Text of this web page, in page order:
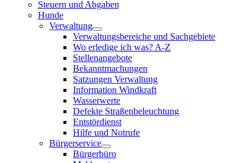
Steuern und Abgaben
Hunde
Verwaltung
Verwaltungsbereiche und Sachgebiete
Wo erledige ich was? A-Z
Stellenangebote
Bekanntmachungen
Satzungen Verwaltung
Information Windkraft
Wasserwerte
Defekte Straßenbeleuchtung
Entstördienst
Hilfe und Notrufe
Bürgerservice
Bürgerbüro